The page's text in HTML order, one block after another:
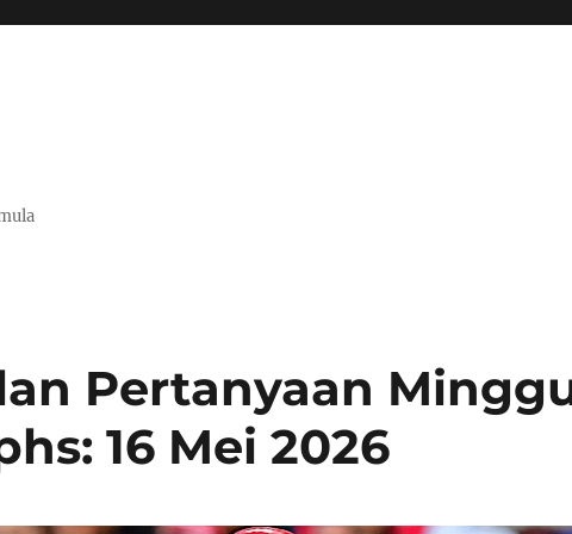
Pertanyaan
16 Mei 2026